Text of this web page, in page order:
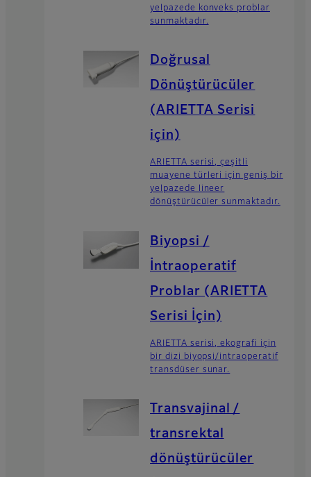
yelpazede konveks problar
sunmaktadır.
Doğrusal
Dönüştürücüler
(ARIETTA Serisi
için)
ARIETTA serisi, çeşitli
muayene türleri için geniş bir
yelpazede lineer
dönüştürücüler sunmaktadır.
Biyopsi /
İntraoperatif
Problar (ARIETTA
Serisi İçin)
ARIETTA serisi, ekografi için
bir dizi biyopsi/intraoperatif
transdüser sunar.
Transvajinal /
transrektal
dönüştürücüler